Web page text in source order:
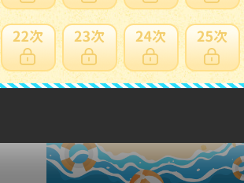
興趣/古董收藏 生活用品/家電